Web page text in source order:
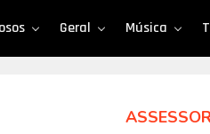
Geral Música